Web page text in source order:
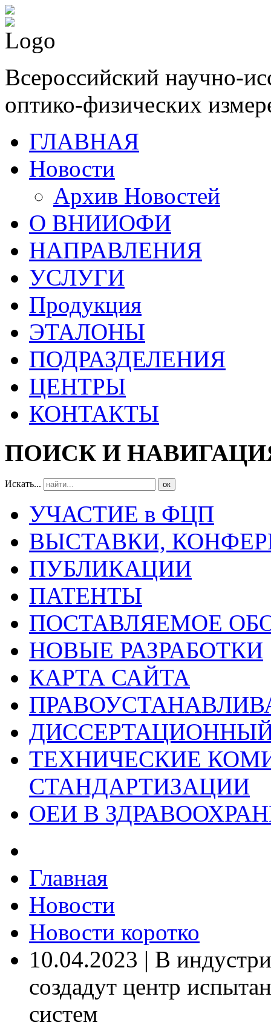
Всероссийский научно-
оптико-физических
ГЛАВНАЯ
Новости
Архив Новостей
О ВНИИОФИ
НАПРАВЛЕНИЯ
УСЛУГИ
Продукция
ЭТАЛОНЫ
ПОДРАЗДЕЛЕНИЯ
ЦЕНТРЫ
КОНТАКТЫ
ПОИСК И
Искать... ок
УЧАСТИЕ в ФЦП
ВЫСТАВКИ,
ПУБЛИКАЦИИ
ПАТЕНТЫ
ПОСТАВЛЯЕМОЕ
НОВЫЕ РАЗРАБОТКИ
КАРТА САЙТА
ТЕХНИЧЕСКИЕ
СТАНДАРТИЗАЦИИ
ОЕИ В
Главная
Новости
Новости коротко
10.04.2023 | В
создадут центр
систем